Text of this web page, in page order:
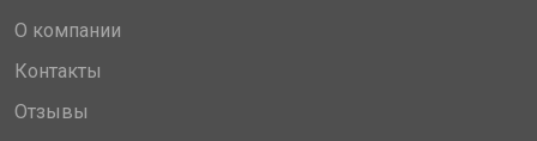
О компании
Контакты
Отзывы